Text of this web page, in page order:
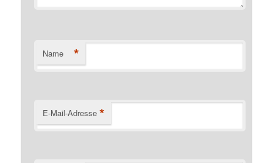
Name *
E-Mail-Adresse *